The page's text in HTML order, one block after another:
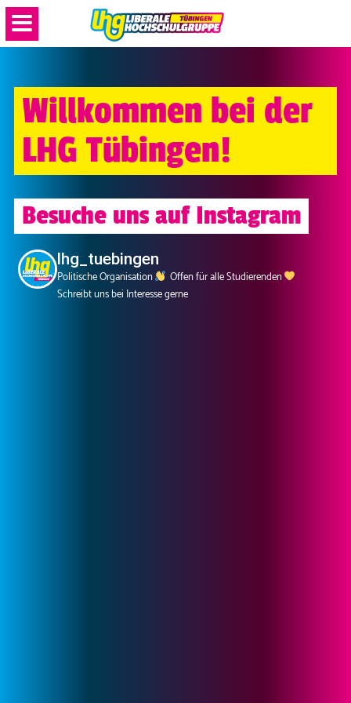
Willkommen bei der
LHG Tübingen!
Besuche uns auf Instagram
lhg_tuebingen
Politische Organisation
Offen für alle Studierenden
Schreibt uns bei Interesse gerne